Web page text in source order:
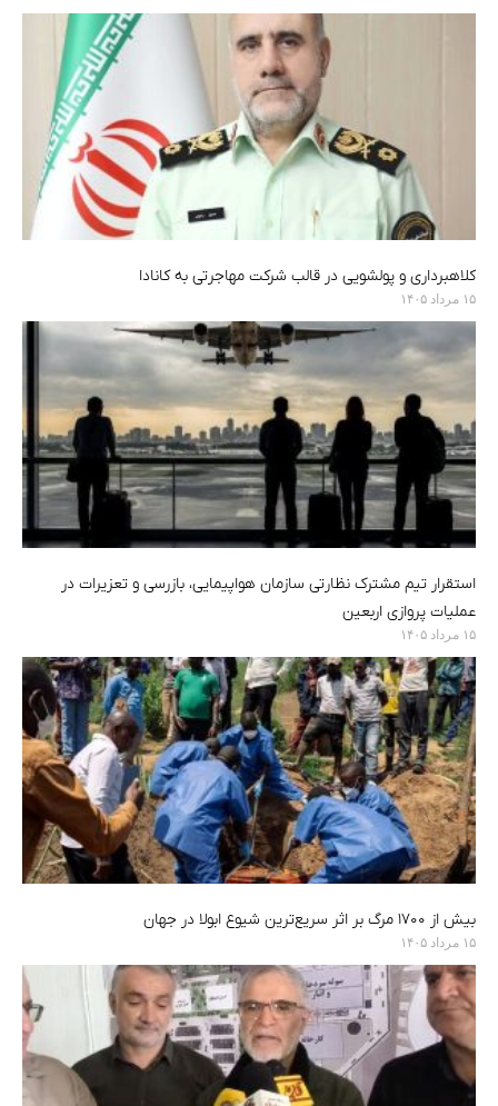
کلاهبرداری و پولشویی در قالب شرکت مهاجرتی به کانادا
۱۵ مرداد ۱۴۰۵
استقرار تیم مشترک نظارتی سازمان هواپیمایی، بازرسی و تعزیرات در
عملیات پروازی اربعین
۱۵ مرداد ۱۴۰۵
بیش از ۱۷۰۰ مرگ بر اثر سریع‌ترین شیوع ابولا در جهان
۱۵ مرداد ۱۴۰۵